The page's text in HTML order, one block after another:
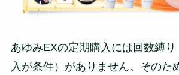
あゆみEXの定期購入には回数縛
入が条件）がありません。そのた